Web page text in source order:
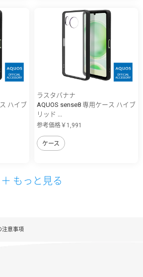
ハイブ
ラスタバナナ
AQUOS sense8 専用ケース ハイブ
リッド ...
参考価格￥1,991
ケース
＋ もっと見る
注意事項